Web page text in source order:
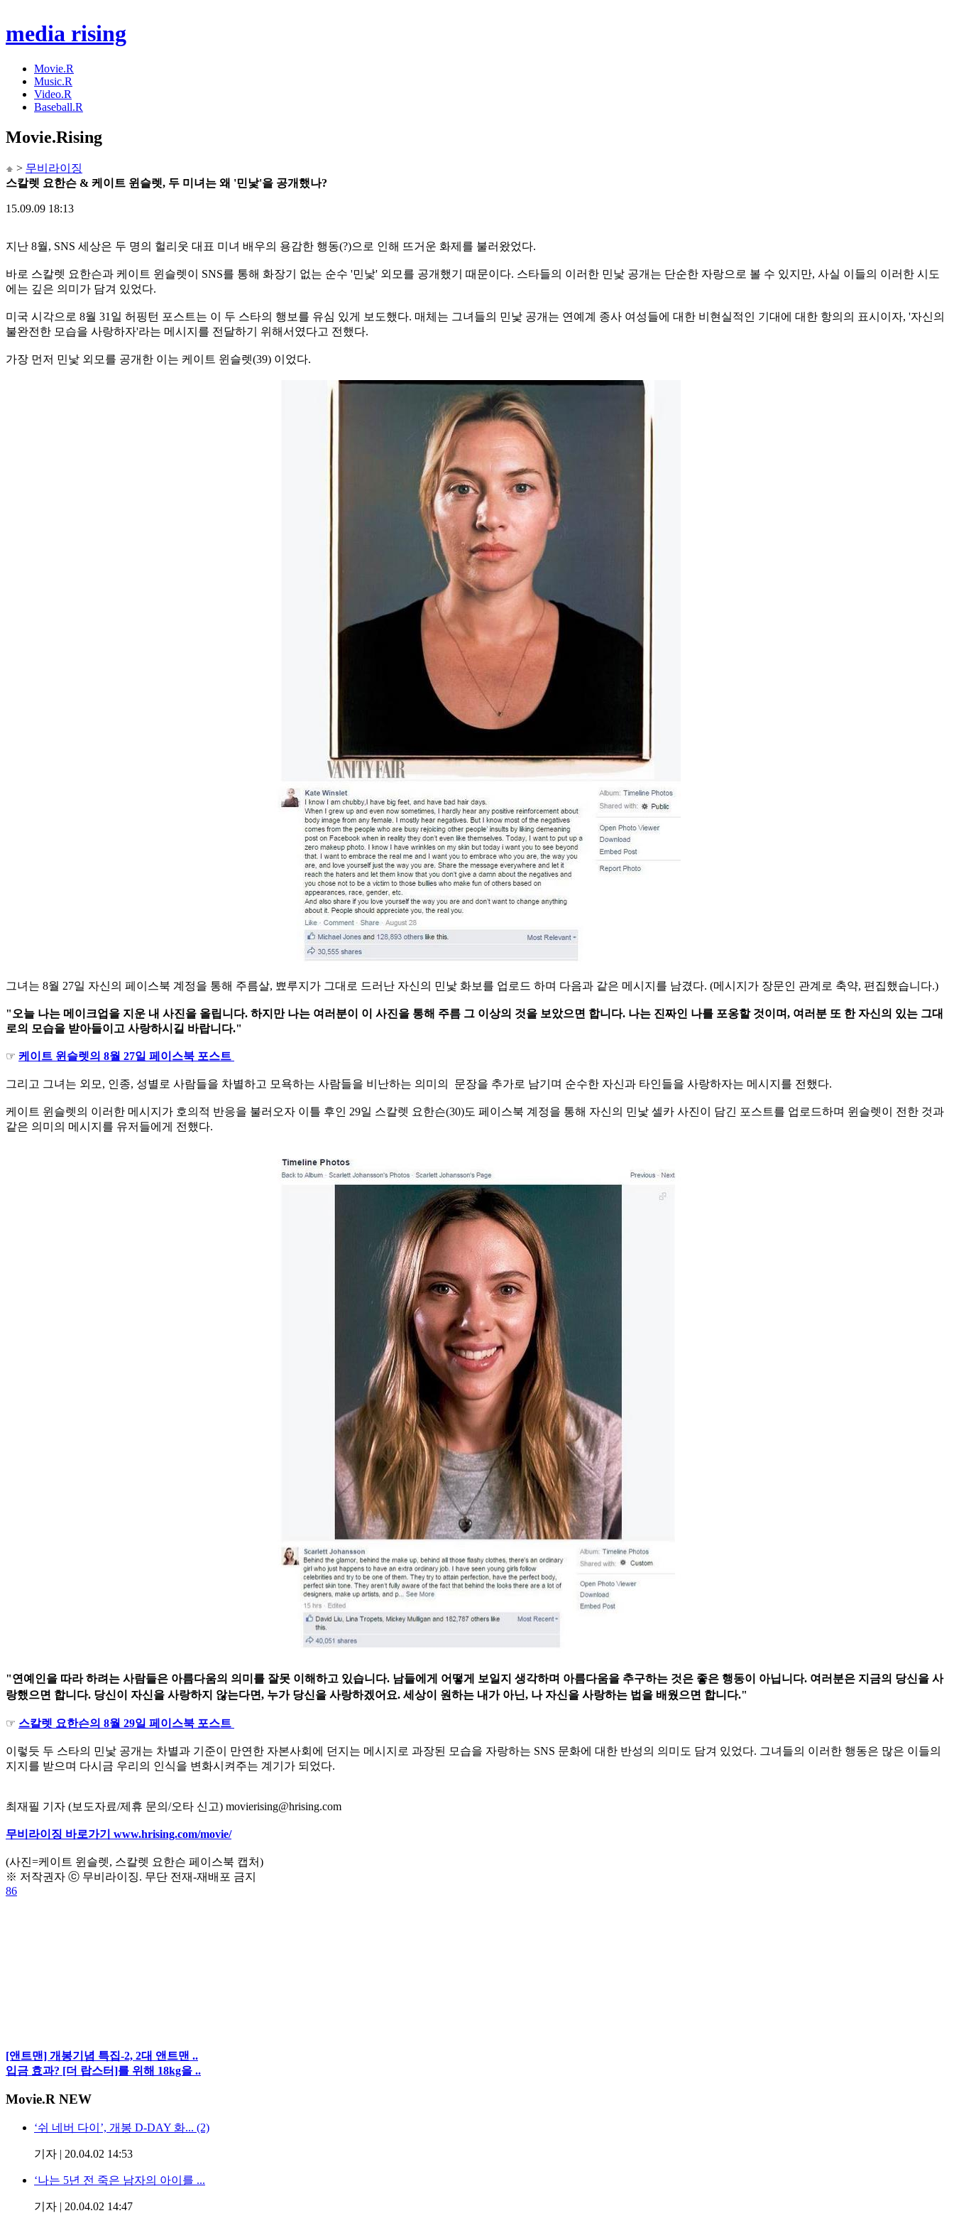
media rising
Movie.R
Music.R
Video.R
Baseball.R
Movie.Rising
> 무비라이징
스칼렛 요한슨 & 케이트 윈슬렛, 두 미녀는 왜 '민낯'을 공개했나?
15.09.09 18:13
지난 8월, SNS 세상은 두 명의 헐리웃 대표 미녀 배우의 용감한 행동(?)으로 인해 뜨거운 화제를 불러왔었다.
바로 스칼렛 요한슨과 케이트 윈슬렛이 SNS를 통해 화장기 없는 순수 '민낯' 외모를 공개했기 때문이다. 스타들의 이러한 민낯 공개는 단순한 자랑으로 볼 수 있지만, 사실 이들의 이러한 시도
에는 깊은 의미가 담겨 있었다.
미국 시각으로 8월 31일 허핑턴 포스트는 이 두 스타의 행보를 유심 있게 보도했다. 매체는 그녀들의 민낯 공개는 연예계 종사 여성들에 대한 비현실적인 기대에 대한 항의의 표시이자, '자신의
불완전한 모습을 사랑하자'라는 메시지를 전달하기 위해서였다고 전했다.
가장 먼저 민낯 외모를 공개한 이는 케이트 윈슬렛(39) 이었다.
그녀는 8월 27일 자신의 페이스북 계정을 통해 주름살, 뾰루지가 그대로 드러난 자신의 민낯 화보를 업로드 하며 다음과 같은 메시지를 남겼다. (메시지가 장문인 관계로 축약, 편집했습니다.)
"오늘 나는 메이크업을 지운 내 사진을 올립니다. 하지만 나는 여러분이 이 사진을 통해 주름 그 이상의 것을 보았으면 합니다. 나는 진짜인 나를 포옹할 것이며, 여러분 또 한 자신의 있는 그대
로의 모습을 받아들이고 사랑하시길 바랍니다."
☞ 케이트 윈슬렛의 8월 27일 페이스북 포스트
그리고 그녀는 외모, 인종, 성별로 사람들을 차별하고 모욕하는 사람들을 비난하는 의미의 문장을 추가로 남기며 순수한 자신과 타인들을 사랑하자는 메시지를 전했다.
케이트 윈슬렛의 이러한 메시지가 호의적 반응을 불러오자 이틀 후인 29일 스칼렛 요한슨(30)도 페이스북 계정을 통해 자신의 민낯 셀카 사진이 담긴 포스트를 업로드하며 윈슬렛이 전한 것과
같은 의미의 메시지를 유저들에게 전했다.
"연예인을 따라 하려는 사람들은 아름다움의 의미를 잘못 이해하고 있습니다. 남들에게 어떻게 보일지 생각하며 아름다움을 추구하는 것은 좋은 행동이 아닙니다. 여러분은 지금의 당신을 사
랑했으면 합니다. 당신이 자신을 사랑하지 않는다면, 누가 당신을 사랑하겠어요. 세상이 원하는 내가 아닌, 나 자신을 사랑하는 법을 배웠으면 합니다."
☞ 스칼렛 요한슨의 8월 29일 페이스북 포스트
이렇듯 두 스타의 민낯 공개는 차별과 기준이 만연한 자본사회에 던지는 메시지로 과장된 모습을 자랑하는 SNS 문화에 대한 반성의 의미도 담겨 있었다. 그녀들의 이러한 행동은 많은 이들의
지지를 받으며 다시금 우리의 인식을 변화시켜주는 계기가 되었다.
최재필 기자 (보도자료/제휴 문의/오타 신고) movierising@hrising.com
무비라이징 바로가기 www.hrising.com/movie/
(사진=케이트 윈슬렛, 스칼렛 요한슨 페이스북 캡처)
※ 저작권자 ⓒ 무비라이징. 무단 전재-재배포 금지
86
[앤트맨] 개봉기념 특집-2, 2대 앤트맨 ..
입금 효과? [더 랍스터]를 위해 18kg을 ..
Movie.R NEW
‘쉬 네버 다이’, 개봉 D-DAY 화... (2)
기자 | 20.04.02 14:53
‘나는 5년 전 죽은 남자의 아이를 ...
기자 | 20.04.02 14:47